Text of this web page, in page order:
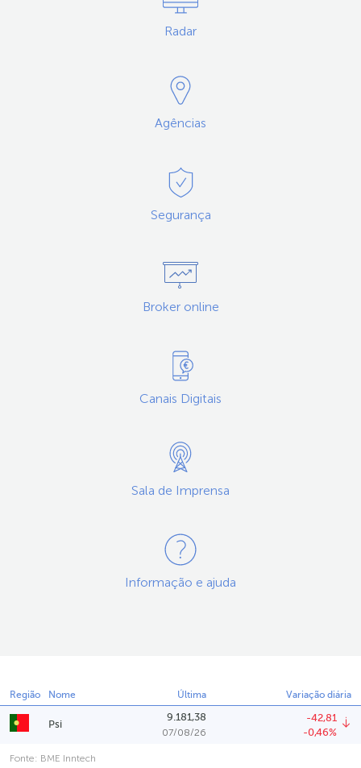
Radar
Agências
Segurança
Broker online
Canais Digitais
Sala de Imprensa
Informação e ajuda